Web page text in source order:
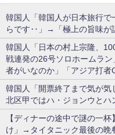
韓国人「韓国人が日本旅行で
らです‥」→「極上の旨味が
韓国人「日本の村上宗隆、
戦連発の26号ソロホームラ
者がいなのか」「アジア打者
韓国人「開票終了まで気が
北区甲ではハ・ジョンウとハ
【ディナーの途中で謎の一
け」→タイタニック最後の晩